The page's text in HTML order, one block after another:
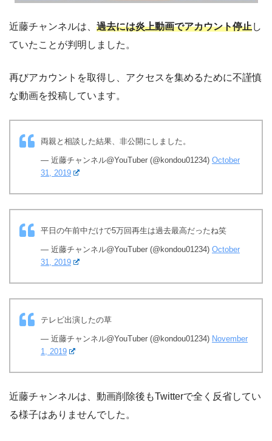
近藤チャンネルは、 過去には炎上動画でアカウント停止し
ていたことが判明しました。
再びアカウントを取得し、アクセスを集めるために不謹慎
な動画を投稿しています。
両親と相談した結果、非公開にしました。
— 近藤チャンネル@YouTuber (@kondou01234) October
31, 2019
平日の午前中だけで5万回再生は過去最高だったね笑
— 近藤チャンネル@YouTuber (@kondou01234) October
31, 2019
テレビ出演したの草
— 近藤チャンネル@YouTuber (@kondou01234) November
1, 2019
近藤チャンネルは、動画削除後もTwitterで全く反省してい
る様子はありませんでした。